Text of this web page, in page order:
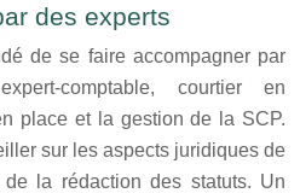
des experts
de se faire accompagner par
comptable, courtier en
place et la gestion de la SCP.
sur les aspects juridiques de
la rédaction des statuts. Un